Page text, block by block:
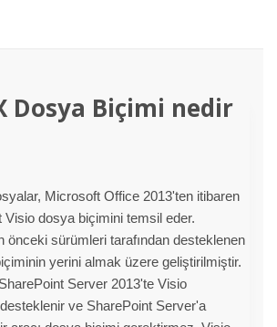
Dosya Biçimi nedir
Microsoft Office 2013'ten itibaren
Visio dosya biçimini temsil eder.
önceki sürümleri tarafından desteklenen
yerini almak üzere geliştirilmiştir.
Server 2013'te Visio
ve SharePoint Server'a